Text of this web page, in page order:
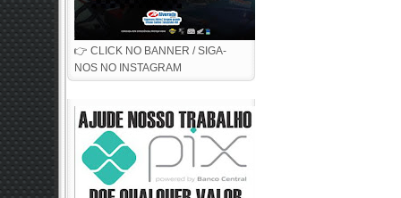
👉 CLICK NO BANNER / SIGA-
NOS NO INSTAGRAM